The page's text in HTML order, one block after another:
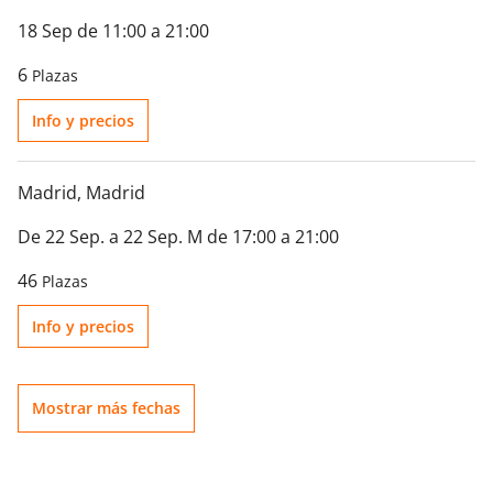
18 Sep de 11:00 a 21:00
6 Plazas
Info y precios
Madrid, Madrid
De 22 Sep. a 22 Sep. M de 17:00 a 21:00
46 Plazas
Info y precios
Mostrar más fechas